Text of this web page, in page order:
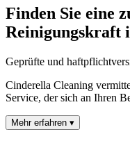
Finden Sie eine
Reinigungskraft
Geprüfte und
Cinderella Cleaning
Service, der sich an Ihren
Mehr erfahren ▾